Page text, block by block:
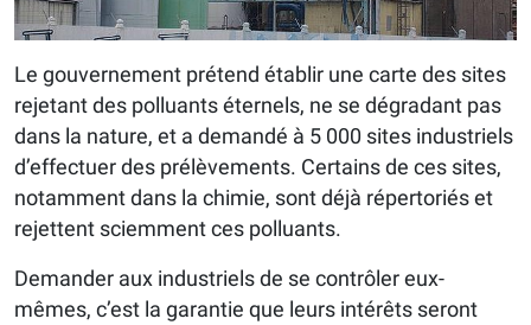
Le gouvernement prétend établir une carte des sites
rejetant des polluants éternels, ne se dégradant pas
dans la nature, et a demandé à 5 000 sites industriels
d’effectuer des prélèvements. Certains de ces sites,
notamment dans la chimie, sont déjà répertoriés et
rejettent sciemment ces polluants.
Demander aux industriels de se contrôler eux-
mêmes, c’est la garantie que leurs intérêts seront